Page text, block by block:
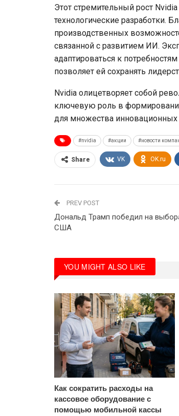
Этот стремительный рост
технологические разработки.
производственных
связанной с развитием ИИ.
адаптироваться к
позволяет ей сохранять
Nvidia олицетворяет собой
ключевую роль в
для множества
#nvidia #акции #новости
Share VK OK.ru
PREV POST
Дональд Трамп победил на
США
YOU MIGHT ALSO LIKE
Как сократить расходы на
кассовое оборудование с
помощью мобильной кассы